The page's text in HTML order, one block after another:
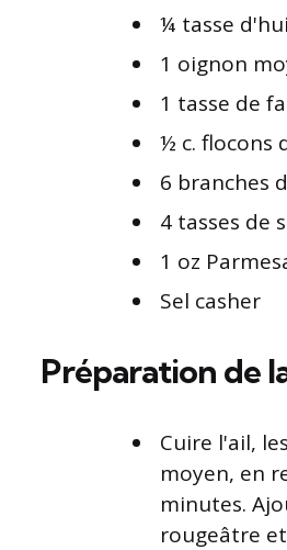
¼ tasse
1 oignon
1 tasse de
½ c. flocons
6 branches
4 tasses de
1 oz
Sel casher
Préparation de
Cuire l'ail,
moyen, en
minutes.
rougeâtre